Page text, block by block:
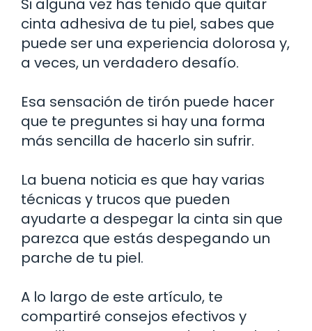
Si alguna vez has tenido que quitar
cinta adhesiva de tu piel, sabes que
puede ser una experiencia dolorosa y,
a veces, un verdadero desafío.
Esa sensación de tirón puede hacer
que te preguntes si hay una forma
más sencilla de hacerlo sin sufrir.
La buena noticia es que hay varias
técnicas y trucos que pueden
ayudarte a despegar la cinta sin que
parezca que estás despegando un
parche de tu piel.
A lo largo de este artículo, te
compartiré consejos efectivos y